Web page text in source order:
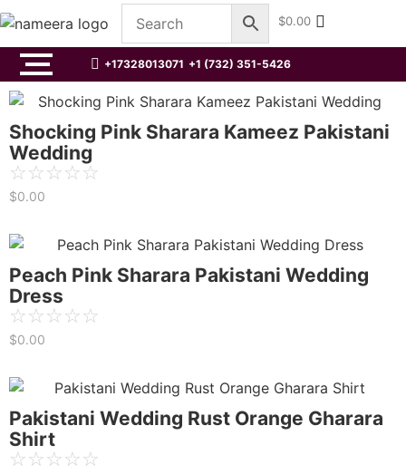
$0.00
+17328013071 +1 (732) 351-5426
Shocking Pink Sharara Kameez Pakistani
Wedding
☆☆☆☆☆
$0.00
Peach Pink Sharara Pakistani Wedding
Dress
☆☆☆☆☆
$0.00
Pakistani Wedding Rust Orange Gharara
Shirt
☆☆☆☆☆